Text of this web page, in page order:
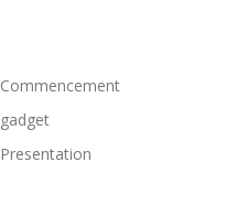
Commencement
gadget
Presentation